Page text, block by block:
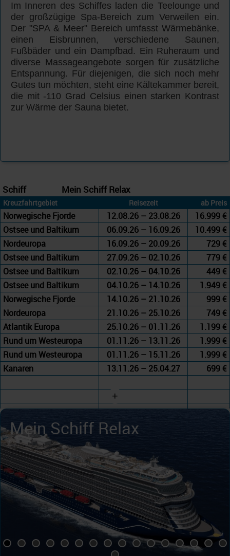
Im Inneren des Schiffes laden die Teelounge und
der großzügige Spa-Bereich zum Verweilen ein.
Der "SPA & Meer" Bereich umfasst Wärmebänke,
einen Eisbrunnen, verschiedene Saunen,
Fußbäder und ein Dampfbad. Ein Ruheraum und
diverse Massageangebote sorgen für zusätzliche
Entspannung. Für diejenigen, die sich noch mehr
Gutes tun möchten, steht eine Kältekammer bereit,
die mit -110 Grad Celsius einen starken Kontrast
zur Wärme der Sauna bietet.
Schiff Mein Schiff Relax
Kreuzfahrtgebiet Reisezeit ab Preis
Norwegische Fjorde 12.08.26 – 23.08.26
16.999 €
Ostsee und Baltikum
06.09.26 – 16.09.26
10.499 €
Nordeuropa
16.09.26 – 20.09.26
729 €
Ostsee und Baltikum
27.09.26 – 02.10.26
779 €
Ostsee und Baltikum
02.10.26 – 04.10.26
449 €
Ostsee und Baltikum
04.10.26 – 14.10.26
1.949 €
Norwegische Fjorde
14.10.26 – 21.10.26
999 €
Nordeuropa
21.10.26 – 25.10.26
749 €
Atlantik Europa
25.10.26 – 01.11.26
1.199 €
Rund um Westeuropa
01.11.26 – 13.11.26
1.999 €
Rund um Westeuropa
01.11.26 – 15.11.26
1.999 €
Kanaren
13.11.26 – 25.04.27 699 €
+
Mein Schiff Relax